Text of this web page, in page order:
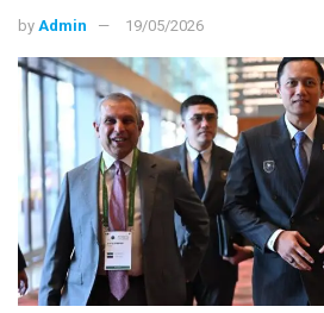
by Admin 19/05/2026